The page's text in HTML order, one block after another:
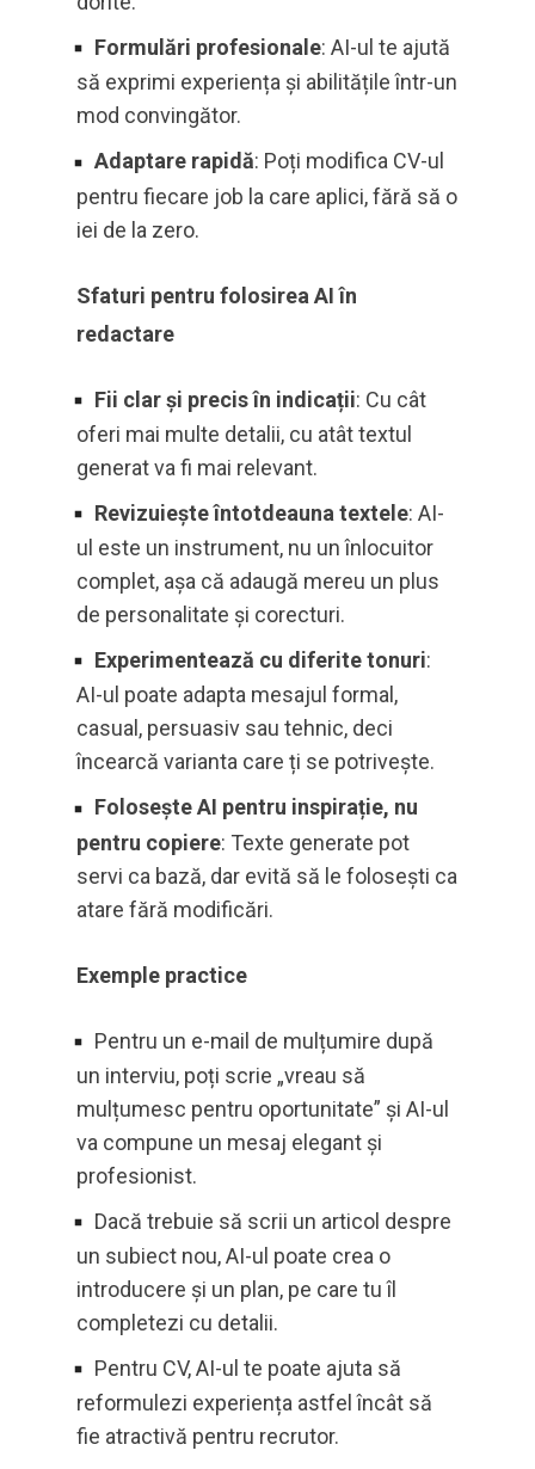
Formulări profesionale: AI-ul te ajută
să exprimi experiența și abilitățile într-un
mod convingător.
Adaptare rapidă: Poți modifica CV-ul
pentru fiecare job la care aplici, fără să o
iei de la zero.
Sfaturi pentru folosirea AI în
redactare
Fii clar și precis în indicații: Cu cât
oferi mai multe detalii, cu atât textul
generat va fi mai relevant.
Revizuiește întotdeauna textele: AI-
ul este un instrument, nu un înlocuitor
complet, așa că adaugă mereu un plus
de personalitate și corecturi.
Experimentează cu diferite tonuri:
AI-ul poate adapta mesajul formal,
casual, persuasiv sau tehnic, deci
încearcă varianta care ți se potrivește.
Folosește AI pentru inspirație, nu
pentru copiere: Texte generate pot
servi ca bază, dar evită să le folosești ca
atare fără modificări.
Exemple practice
Pentru un e-mail de mulțumire după
un interviu, poți scrie „vreau să
mulțumesc pentru oportunitate” și AI-ul
va compune un mesaj elegant și
profesionist.
Dacă trebuie să scrii un articol despre
un subiect nou, AI-ul poate crea o
introducere și un plan, pe care tu îl
completezi cu detalii.
Pentru CV, AI-ul te poate ajuta să
reformulezi experiența astfel încât să
fie atractivă pentru recrutor.